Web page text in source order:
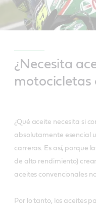
¿Necesita
motocicletas
¿Qué aceite necesita si
absolutamente esencial
carreras. Es así, porque
de alto rendimiento)
aceites convencionales
Por lo tanto, los aceites